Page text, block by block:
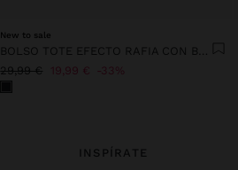
New to sale
29,99 € 19,99 € 33%
INSPÍRATE